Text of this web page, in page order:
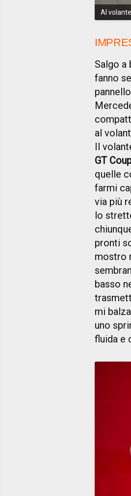
Al
Salgo a
fanno
al
Il
GT
quelle
farmi
via più
lo
pronti
mostro
basso
mi
uno
fluida e